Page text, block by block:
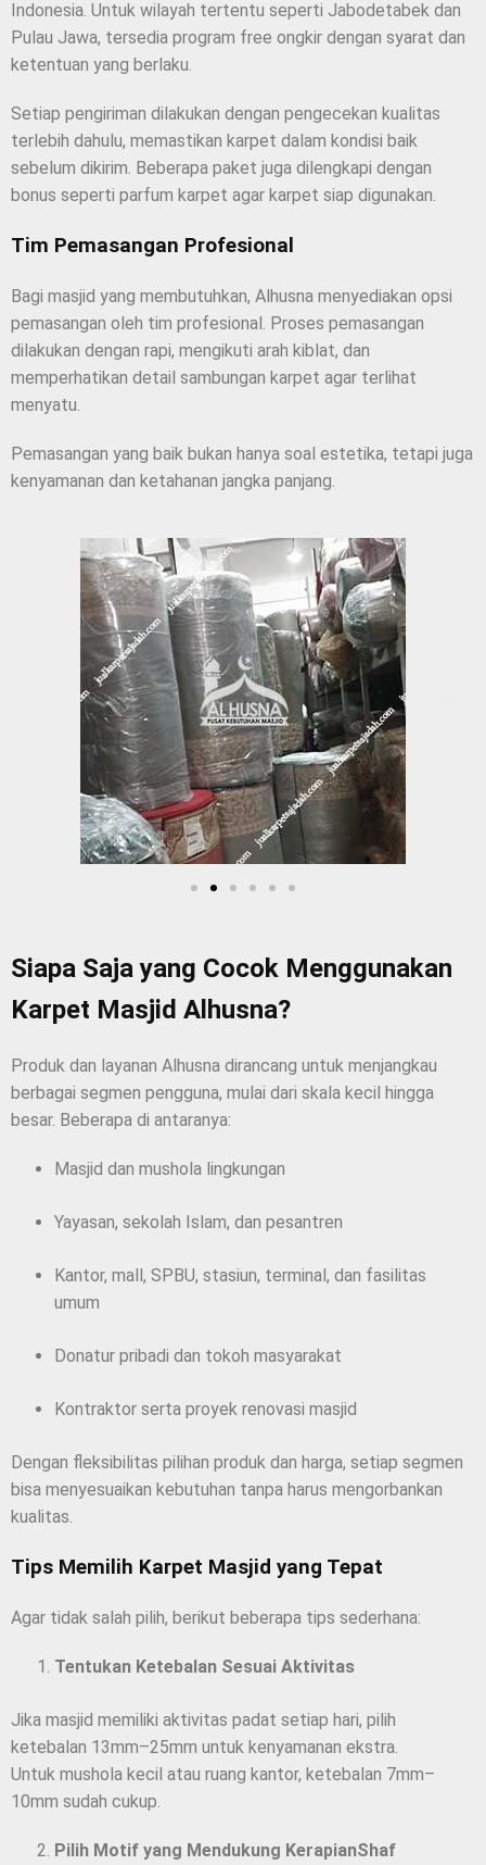
Indonesia. Untuk wilayah tertentu seperti Jabodetabek dan
Pulau Jawa, tersedia program free ongkir dengan syarat dan
ketentuan yang berlaku.
Setiap pengiriman dilakukan dengan pengecekan kualitas
terlebih dahulu, memastikan karpet dalam kondisi baik
sebelum dikirim. Beberapa paket juga dilengkapi dengan
bonus seperti parfum karpet agar karpet siap digunakan.
Tim Pemasangan Profesional
Bagi masjid yang membutuhkan, Alhusna menyediakan opsi
pemasangan oleh tim profesional. Proses pemasangan
dilakukan dengan rapi, mengikuti arah kiblat, dan
memperhatikan detail sambungan karpet agar terlihat
menyatu.
Pemasangan yang baik bukan hanya soal estetika, tetapi juga
kenyamanan dan ketahanan jangka panjang.
Siapa Saja yang Cocok Menggunakan
Karpet Masjid Alhusna?
Produk dan layanan Alhusna dirancang untuk menjangkau
berbagai segmen pengguna, mulai dari skala kecil hingga
besar. Beberapa di antaranya:
Masjid dan mushola lingkungan
Yayasan, sekolah Islam, dan pesantren
Kantor, mall, SPBU, stasiun, terminal, dan fasilitas
umum
Donatur pribadi dan tokoh masyarakat
Kontraktor serta proyek renovasi masjid
Dengan fleksibilitas pilihan produk dan harga, setiap segmen
bisa menyesuaikan kebutuhan tanpa harus mengorbankan
kualitas.
Tips Memilih Karpet Masjid yang Tepat
Agar tidak salah pilih, berikut beberapa tips sederhana:
Tentukan Ketebalan Sesuai Aktivitas
Jika masjid memiliki aktivitas padat setiap hari, pilih
ketebalan 13mm–25mm untuk kenyamanan ekstra.
Untuk mushola kecil atau ruang kantor, ketebalan 7mm–
10mm sudah cukup.
Pilih Motif yang Mendukung KerapianShaf